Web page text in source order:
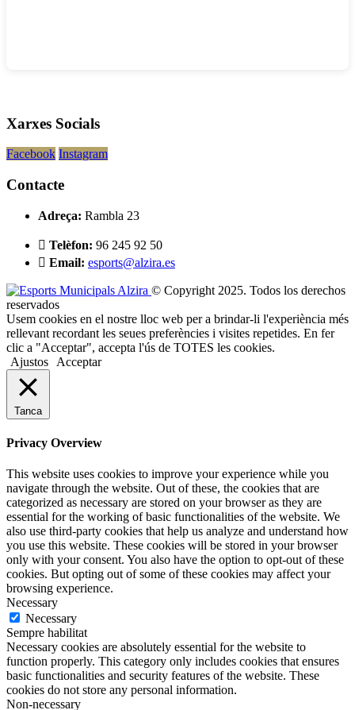
Xarxes Socials
Facebook Instagram
Contacte
Adreça: Rambla 23
Telèfon: 96 245 92 50
Email: esports@alzira.es
© Copyright 2025. Todos los derechos
reservados
Usem cookies en el nostre lloc web per a brindar-li l'experiència més
rellevant recordant les seues preferències i visites repetides. En fer
clic a "Acceptar", accepta l'ús de TOTES les cookies.
Ajustos
Acceptar
Tanca
Privacy Overview
This website uses cookies to improve your experience while you
navigate through the website. Out of these, the cookies that are
categorized as necessary are stored on your browser as they are
essential for the working of basic functionalities of the website. We
also use third-party cookies that help us analyze and understand how
you use this website. These cookies will be stored in your browser
only with your consent. You also have the option to opt-out of these
cookies. But opting out of some of these cookies may affect your
browsing experience.
Necessary
Necessary
Sempre habilitat
Necessary cookies are absolutely essential for the website to
function properly. This category only includes cookies that ensures
basic functionalities and security features of the website. These
cookies do not store any personal information.
Non-necessary